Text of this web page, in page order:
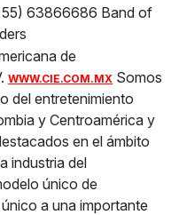
55) 63866686 Band of
de
WWW.CIE.COM.MX Somos
del entretenimiento
y Centroamérica y
en el ámbito
industria del
único de
a una importante